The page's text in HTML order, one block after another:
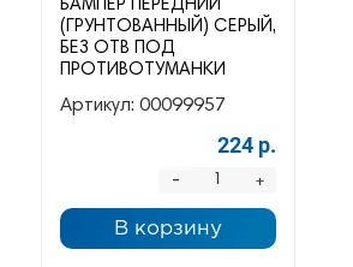
БАМПЕР ПЕРЕДНИЙ
(ГРУНТОВАННЫЙ) СЕРЫЙ,
БЕЗ ОТВ ПОД
ПРОТИВОТУМАНКИ
Артикул: 00099957
224 р.
+
-
В корзину